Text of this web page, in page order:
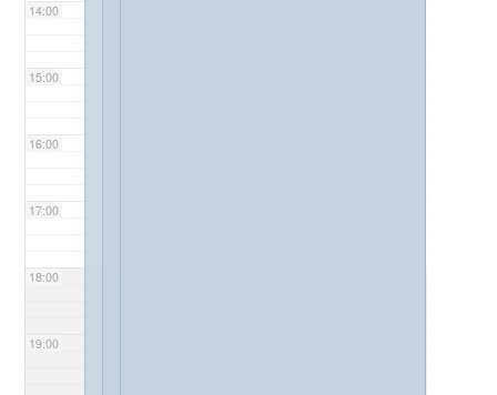
14:00
15:00
16:00
17:00
18:00
19:00